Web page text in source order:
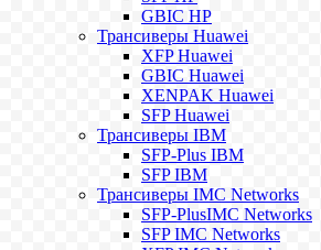
GBIC HP
Трансиверы Huawei
XFP Huawei
GBIC Huawei
XENPAK Huawei
SFP Huawei
Трансиверы IBM
SFP-Plus IBM
SFP IBM
Трансиверы IMC Networks
SFP-PlusIMC Networks
SFP IMC Networks